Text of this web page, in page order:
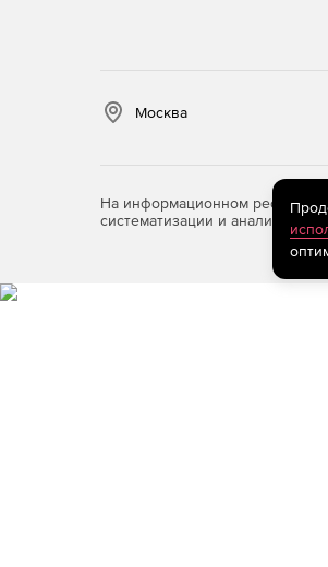
Москва
На информационном ресурсе
систематизации и анализа